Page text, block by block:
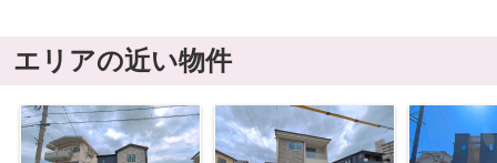
エリアの近い物件